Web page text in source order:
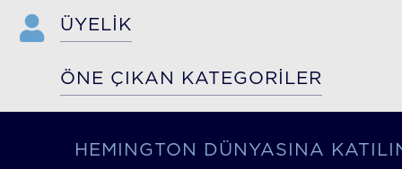
ÜYELİK
ÖNE ÇIKAN KATEGORİLER
HEMINGTON DÜNYASINA